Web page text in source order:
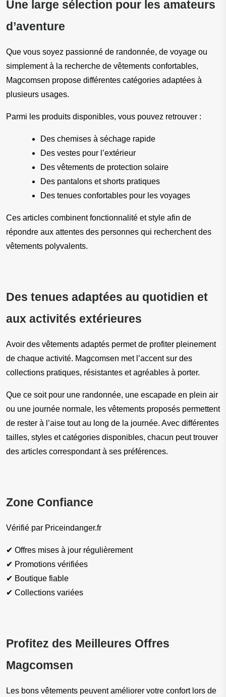
Une large sélection pour les amateurs
d’aventure
Que vous soyez passionné de randonnée, de voyage ou
simplement à la recherche de vêtements confortables,
Magcomsen propose différentes catégories adaptées à
plusieurs usages.
Parmi les produits disponibles, vous pouvez retrouver :
Des chemises à séchage rapide
Des vestes pour l’extérieur
Des vêtements de protection solaire
Des pantalons et shorts pratiques
Des tenues confortables pour les voyages
Ces articles combinent fonctionnalité et style afin de
répondre aux attentes des personnes qui recherchent des
vêtements polyvalents.
Des tenues adaptées au quotidien et
aux activités extérieures
Avoir des vêtements adaptés permet de profiter pleinement
de chaque activité. Magcomsen met l’accent sur des
collections pratiques, résistantes et agréables à porter.
Que ce soit pour une randonnée, une escapade en plein air
ou une journée normale, les vêtements proposés permettent
de rester à l’aise tout au long de la journée. Avec différentes
tailles, styles et catégories disponibles, chacun peut trouver
des articles correspondant à ses préférences.
Zone Confiance
Vérifié par Priceindanger.fr
✔ Offres mises à jour régulièrement
✔ Promotions vérifiées
✔ Boutique fiable
✔ Collections variées
Profitez des Meilleures Offres
Magcomsen
Les bons vêtements peuvent améliorer votre confort lors de